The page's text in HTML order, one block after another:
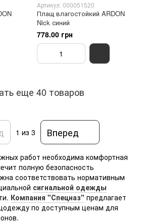
Артикул: 000051520
Плащ влагостойкий ARDON
Nick синий
778.00 грн
еще 40 товаров
1 из 3 Вперед
работ необходима комфортная
полную безопасность
соответствовать нормативным
сигнальной одежды
Компания "Спецназ" предлагает
по доступным ценам для